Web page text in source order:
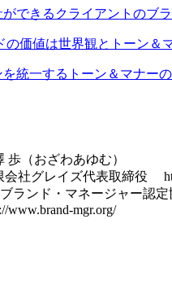
ができるクライアントのブ
の価値は世界観とトーン＆
を統一するトーン＆マナー
歩（おざわあゆむ）
会社グレイズ代表取締役
ランド・マネージャー認
www.brand-mgr.org/